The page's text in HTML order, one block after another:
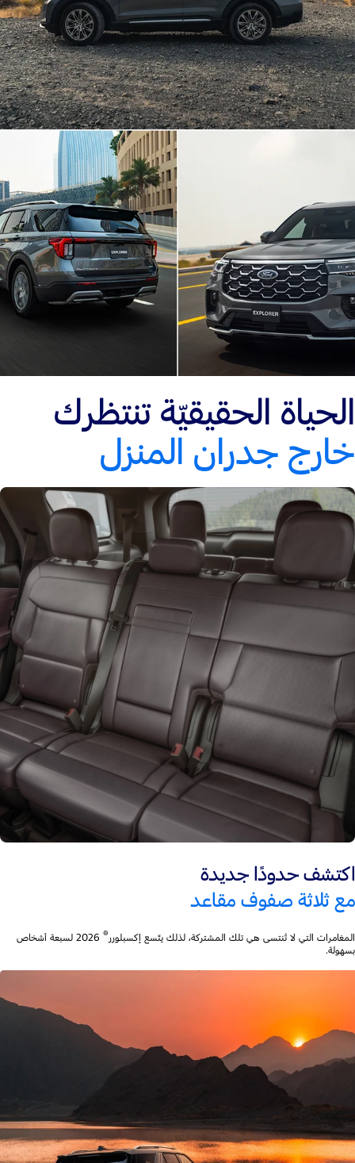
الحياة الحقيقيّة تنتظرك
خارج جدران المنزل
اكتشف حدودًا جديدة
مع ثلاثة صفوف مقاعد
المغامرات التي لا تُنتسى هي تلك المشتركة، لذلك يتّسع إكسبلورر®
2026 لسبعة أشخاص
بسهولة.